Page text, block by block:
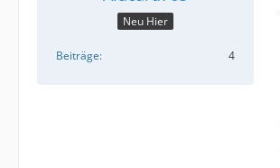
Neu Hier
Beiträge 4